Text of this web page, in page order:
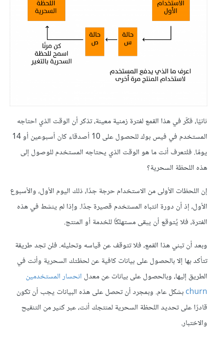
ثانيًا، فكّر في هذا القمع لفترة زمنية معينة، تذكر أن الوقت الذي احتاجه
المستخدم في فيس بوك للحصول على 10 أصدقاء كان أسبوعين أو 14
يومًا. فلتعرف أنت ما هو الوقت الذي يحتاجه المستخدم للوصول إلى
هذه اللحظة السحرية؟
إن اللحظات الأولى من الاستخدام حرجة جدًا، ذلك اليوم الأول، والأسبوع
الأول، إذ أن دورة انتباه المستخدم قصيرة جدًا. وإذا لم ينشط في هذه
الفترة، فلا يُتوقع أن يبقى مستهلكًا للخدمة أو المنتج.
وبعد أن تبني هذا القمع، فلا تتوقف عن قياسه وتحليله. فلن تجد طريقة
تتأكد بها إلا بالحصول على بيانات كافية عن لحظتك السحرية وأنت في
الطريق إليها، وبالحصول على بيانات عن معدل انحسار المستخدمين
churnبشكل عام. وبمجرد أن تحصل على هذه البيانات يجب أن تكون
قادرًا على تحديد اللحظة السحرية لمنتجك أنت، عبر كثير من التنقيح
والاختبار.